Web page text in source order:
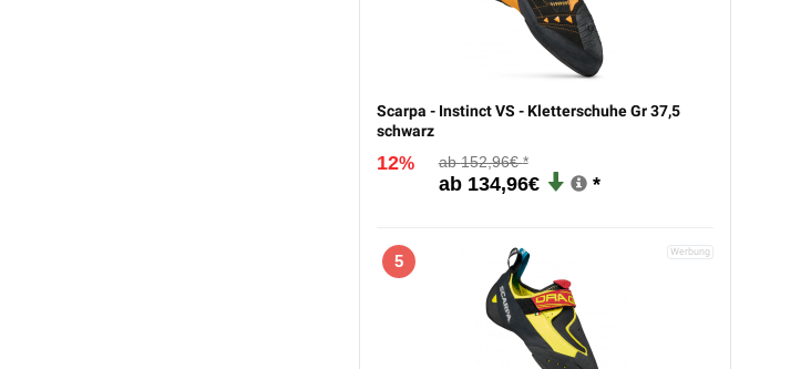
Scarpa - Instinct VS - Kletterschuhe Gr 37,5
schwarz
12% 152,96€
134,96€
5